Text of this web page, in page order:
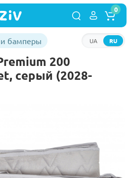
RU
UA
0
бамперы
200
серый (2028-